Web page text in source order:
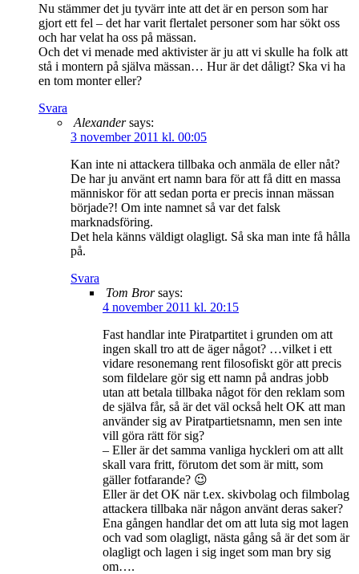
Nu stämmer det ju tyvärr inte att det är en person som har
gjort ett fel – det har varit flertalet personer som har sökt oss
och har velat ha oss på mässan.
Och det vi menade med aktivister är ju att vi skulle ha folk att
stå i montern på själva mässan… Hur är det dåligt? Ska vi ha
en tom monter eller?
Svara
Alexander says:
3 november 2011 kl. 00:05
Kan inte ni attackera tillbaka och anmäla de eller nåt?
De har ju använt ert namn bara för att få ditt en massa
människor för att sedan porta er precis innan mässan
började?! Om inte namnet så var det falsk
marknadsföring.
Det hela känns väldigt olagligt. Så ska man inte få hålla
på.
Svara
Tom Bror says:
4 november 2011 kl. 20:15
Fast handlar inte Piratpartitet i grunden om att
ingen skall tro att de äger något? …vilket i ett
vidare resonemang rent filosofiskt gör att precis
som fildelare gör sig ett namn på andras jobb
utan att betala tillbaka något för den reklam som
de själva får, så är det väl också helt OK att man
använder sig av Piratpartietsnamn, men sen inte
vill göra rätt för sig?
– Eller är det samma vanliga hyckleri om att allt
skall vara fritt, förutom det som är mitt, som
gäller fotfarande? 😉
Eller är det OK när t.ex. skivbolag och filmbolag
attackera tillbaka när någon använt deras saker?
Ena gången handlar det om att luta sig mot lagen
och vad som olagligt, nästa gång så är det som är
olagligt och lagen i sig inget som man bry sig
om….